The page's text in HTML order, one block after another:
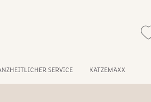
SERVICE KATZEMAXX